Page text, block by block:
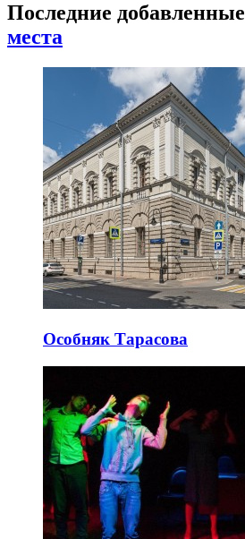
Последние добавленные
места
Особняк Тарасова